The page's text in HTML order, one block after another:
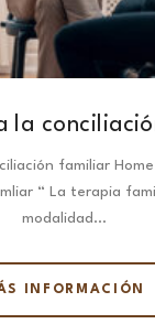
la
familiar
“ La terapia
modalidad…
INFORMACIÓN